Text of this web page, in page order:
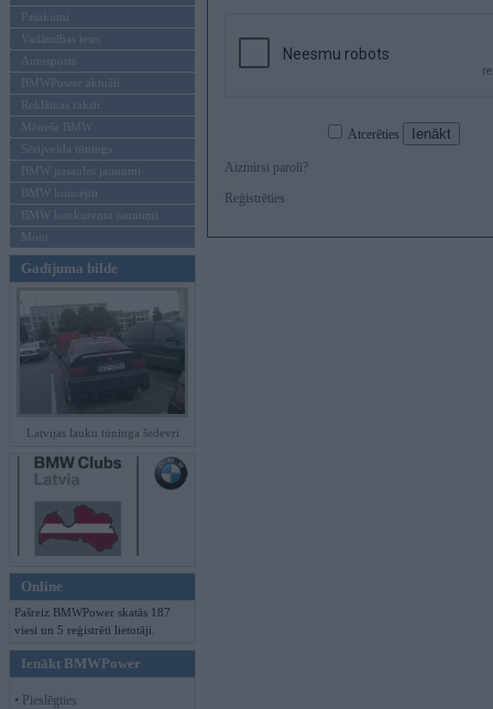
Pasākumi
Vadāmības tests
Autosports
BMWPower aktuāli
Reklāmas raksti
Mēneša BMW
Sērijveida tūnings
BMW pasaules jaunumi
BMW koncepti
BMW konkurentu jaunumi
Moto
Gadījuma bilde
Latvijas lauku tūninga šedevri
Online
Pašreiz BMWPower skatās 187
viesi un 5 reģistrēti lietotāji.
Ienākt BMWPower
• Pieslēgties
Atcerēties
Aizmirsi paroli?
Reģistrēties